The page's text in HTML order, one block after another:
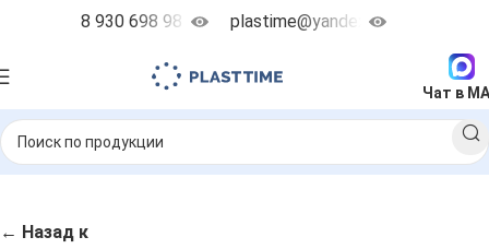
8 930 698 98 38 plastime@yandex.ru
Чат в
← Назад к